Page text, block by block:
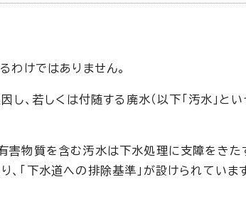
わけではありません。
し、若しくは付随する廃水（以下「汚水」とい
害物質を含む汚水は下水処理に支障をきた
「下水道への排除基準」が設けられています